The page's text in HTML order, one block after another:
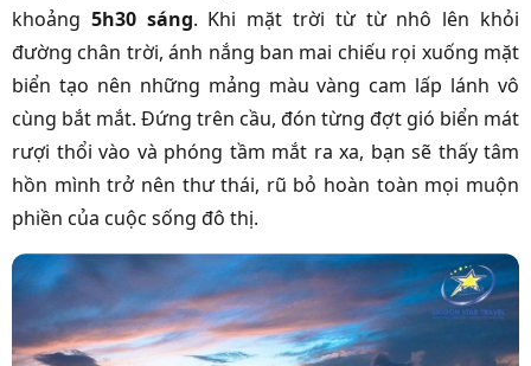
khoảng 5h30 sáng. Khi mặt trời từ từ nhô lên khỏi
đường chân trời, ánh nắng ban mai chiếu rọi xuống mặt
biển tạo nên những mảng màu vàng cam lấp lánh vô
cùng bắt mắt. Đứng trên cầu, đón từng đợt gió biển mát
rượi thổi vào và phóng tầm mắt ra xa, bạn sẽ thấy tâm
hồn mình trở nên thư thái, rũ bỏ hoàn toàn mọi muộn
phiền của cuộc sống đô thị.